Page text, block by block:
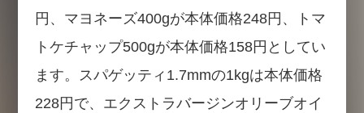
円、マヨネーズ400gが本体価格248円、トマ
トケチャップ500gが本体価格158円としてい
ます。スパゲッティ1.7mmの1kgは本体価格
228円で、エクストラバージンオリーブオイ